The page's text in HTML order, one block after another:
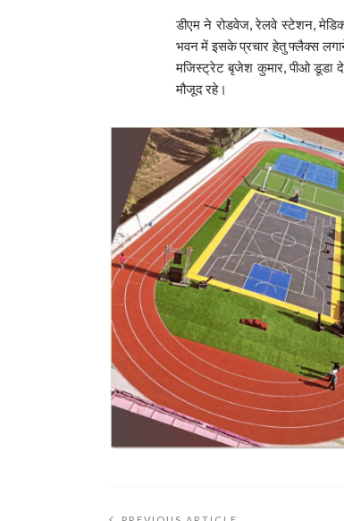
डीएम ने रोडवेज, रेलवे स्टेशन,
भवन में इसके प्रचार हेतु फ्लैक्स
मजिस्ट्रेट बृजेश कुमार, पीओ डूडा
मौजूद रहे।